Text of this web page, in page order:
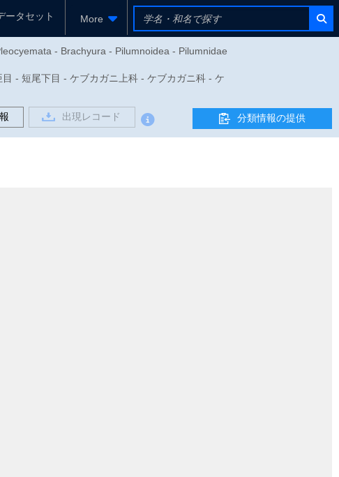
ータセット More
- Brachyura - Pilumnoidea - Pilumnidae
- 短尾下目 - ケブカガニ上科 - ケブカガニ科 - ケ
出現レコード 分類情報の提供